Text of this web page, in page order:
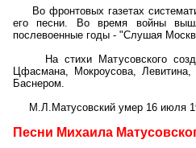
Во фронтовых газетах
его песни. Во время войны
послевоенные годы - "Слушая
На стихи Матусовского
Цфасмана, Мокроусова,
Баснером.
М.Л.Матусовский умер 16 июля
Песни Михаила